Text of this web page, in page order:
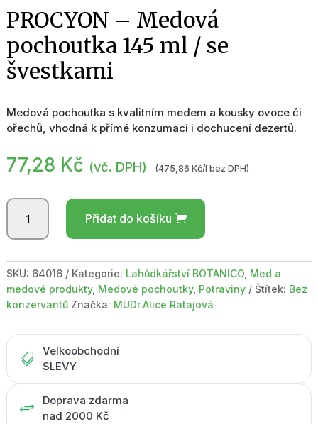
PROCYON – Medová
pochoutka 145 ml / se
švestkami
Medová pochoutka s kvalitním medem a kousky ovoce či
ořechů, vhodná k přímé konzumaci i dochucení dezertů.
77,28 Kč (vč. DPH) (475,86 Kč/l bez DPH)
PROCYON
Medová
145
/
množství
Přidat do košíku
SKU: 64016 Kategorie: Lahůdkářství BOTANICO, Med a
medové produkty, Medové pochoutky, Potraviny Štítek: Bez
konzervantů Značka: MUDr.Alice Ratajová

Velkoobchodní
SLEVY
+
Doprava zdarma
nad 2000 Kč